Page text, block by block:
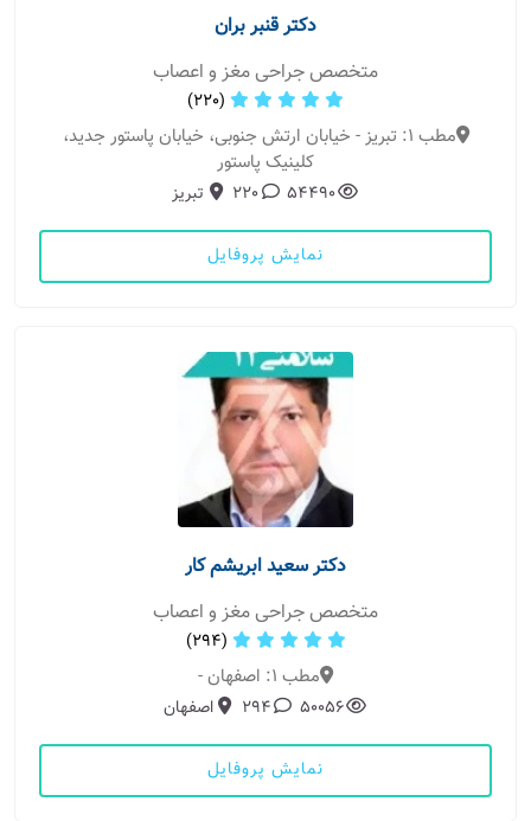
دکتر قنبر بران
متخصص جراحی مغز و اعصاب
(220)
مطب 1: تبریز - خیابان ارتش جنوبی، خیابان پاستور جدید،
کلینیک پاستور
54490
220 تبریز
نمایش پروفایل
دکتر سعید ابریشم کار
متخصص جراحی مغز و اعصاب
(294)
مطب 1: اصفهان -
50056
294 اصفهان
نمایش پروفایل